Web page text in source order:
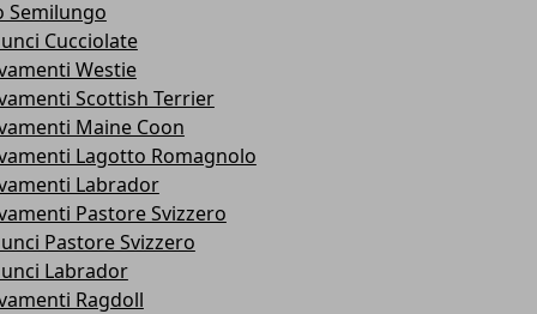
Semilungo
Cucciolate
Westie
Scottish Terrier
Maine Coon
Lagotto Romagnolo
Labrador
Pastore Svizzero
Pastore Svizzero
Labrador
Ragdoll